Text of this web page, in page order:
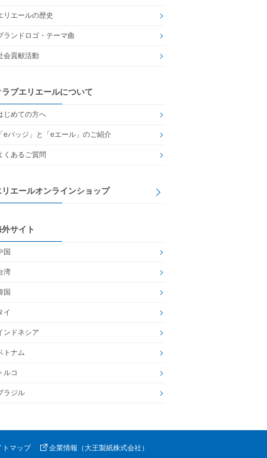
リエールの歴史
ランドロゴ・テーマ曲
会貢献活動
ラブエリエールについて
じめての方へ
「eバッジ」と「eエール」のご紹介
くあるご質問
リエールオンラインショップ
サイト
国
湾
国
イ
ンドネシア
トナム
ルコ
ラジル
トマップ 企業情報（大王製紙株式会社）